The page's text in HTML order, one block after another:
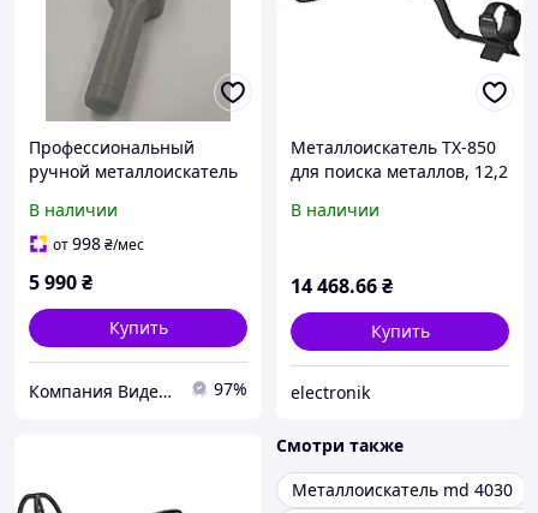
Профессиональный
ручной металлоискатель
Sounder
В наличии
от998₴/мес
5 990₴
Купить
Компания Видео Юниверсал 97%
Металлоискатель TX-850
для поиска металлов, 12,2
водонепроницаемая
В наличии
14 468.66₴
Купить
electronik
Смотри также
Металлоискатель md 4030